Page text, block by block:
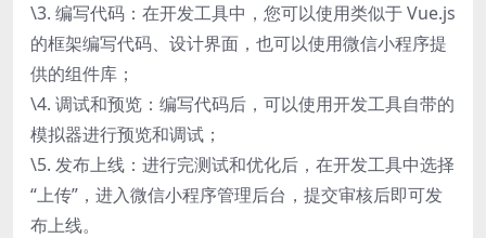
\3. 编写代码：在开发工具中，您可以使用类似于 Vue.js
的框架编写代码、设计界面，也可以使用微信小程序提
供的组件库；
\4. 调试和预览：编写代码后，可以使用开发工具自带的
模拟器进行预览和调试；
\5. 发布上线：进行完测试和优化后，在开发工具中选择
“上传”，进入微信小程序管理后台，提交审核后即可发
布上线。